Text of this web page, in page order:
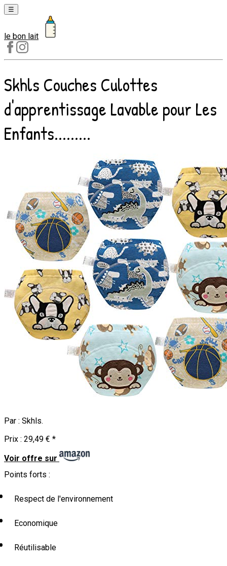
☰
Laits
1er
âge
Laits
2e
âge
Laits
de
le bon lait
Skhls Couches Culottes
d'apprentissage Lavable pour Les
Enfants.........
Par : Skhls.
Prix : 29,49 € *
Voir offre sur
Points forts :
Respect de l'environnement
Economique
Réutilisable